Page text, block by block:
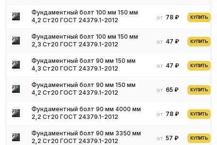
серебром.
обычной прочности;
фрикционные;
с несущими болтами.
Изделия маркируются знаком класса прочности и заводским
клеймом. На болтах с левой резьбой ставится специальный
знак. Маркировка может быть как выпуклой, так и выбитой.
Знаки располагаются на торцевой или боковой поверхности.
быть углубленными.
Фундаментный болт 100 мм 150 мм
4,2 Ст20 ГОСТ 24379.1-2012
от 78 ₽ КУПИТЬ
Фундаментный болт 100 мм 150 мм
2,3 Ст20 ГОСТ 24379.1-2012
от 47 ₽ КУПИТЬ
Фундаментный болт 90 мм 150 мм
4,3 Ст20 ГОСТ 24379.1-2012
от 47 ₽ КУПИТЬ
Фундаментный болт 90 мм 150 мм
4,2 Ст20 ГОСТ 24379.1-2012
от 65 ₽ КУПИТЬ
Фундаментный болт 90 мм 4000 мм
2,2 Ст20 ГОСТ 24379.1-2012
от 78 ₽ КУПИТЬ
Фундаментный болт 90 мм 3350 мм
2,2 Ст20 ГОСТ 24379.1-2012
от 57 ₽ КУПИТЬ